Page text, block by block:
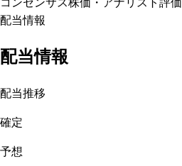
配当情報
配当情報
配当推移
確定
予想